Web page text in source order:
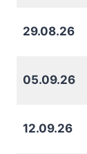
29.08.26
05.09.26
12.09.26